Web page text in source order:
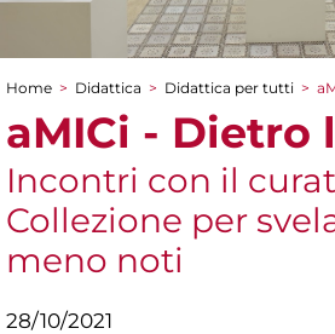
Tu sei qui
Home > Didattica > Didattica per tutti >
aMICi - Dietro
Incontri con il
Collezione per
meno noti
28/10/2021